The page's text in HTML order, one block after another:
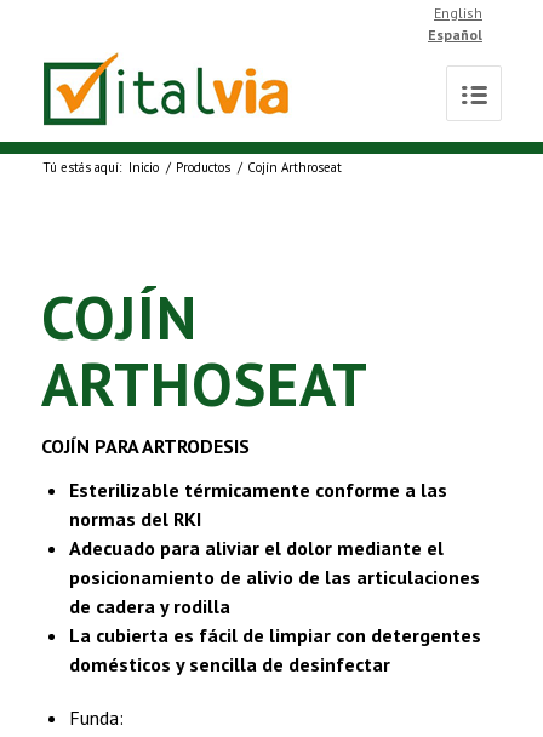
English
Español
Tú estás aquí: Inicio / Productos / Cojín Arthroseat
COJÍN
ARTHOSEAT
COJÍN PARA ARTRODESIS
Esterilizable térmicamente conforme a las
normas del RKI
Adecuado para aliviar el dolor mediante el
posicionamiento de alivio de las articulaciones
de cadera y rodilla
La cubierta es fácil de limpiar con detergentes
domésticos y sencilla de desinfectar
Funda: